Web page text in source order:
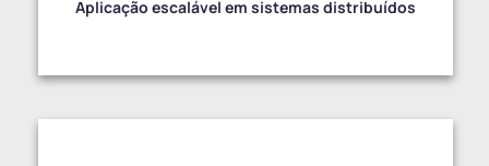
Aplicação escalável em sistemas distribuídos